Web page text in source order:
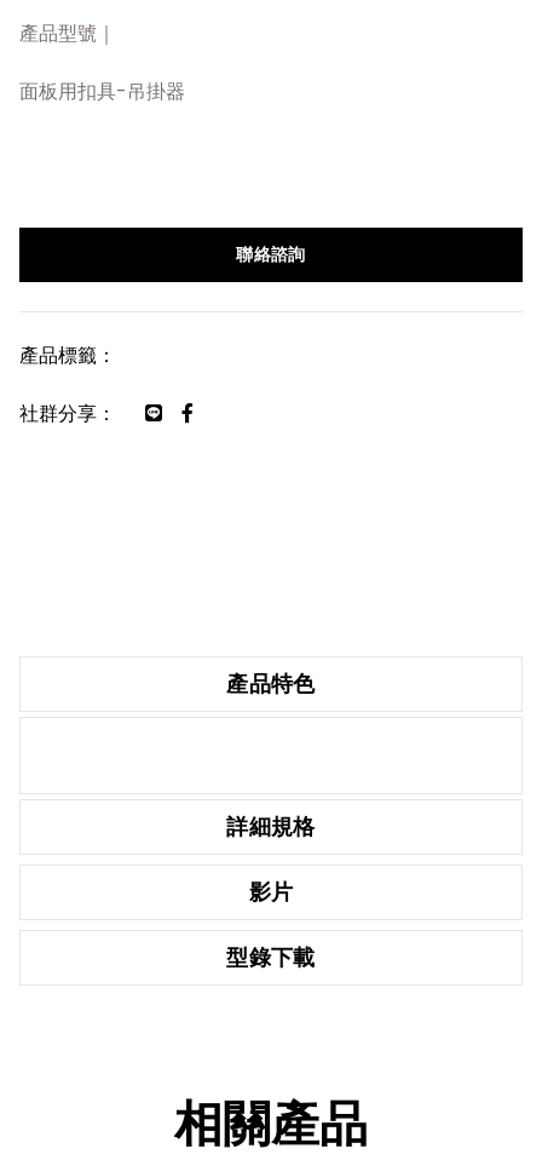
產品型號｜
面板用扣具-吊掛器
聯絡諮詢
產品標籤：
社群分享：
產品特色
詳細規格
影片
型錄下載
相關產品